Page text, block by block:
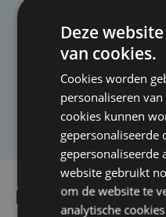
Heb je een taal- of
Laat het
Lees ook
Deze
van cookies.
Cookies worden
personaliseren
cookies kunnen
gepersonaliseerde
gepersonaliseerde
website gebruikt
om de website te
analytische